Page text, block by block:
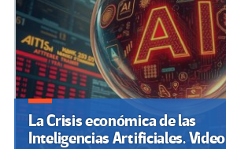
La Crisis económica de las
Inteligencias Artificiales. Video